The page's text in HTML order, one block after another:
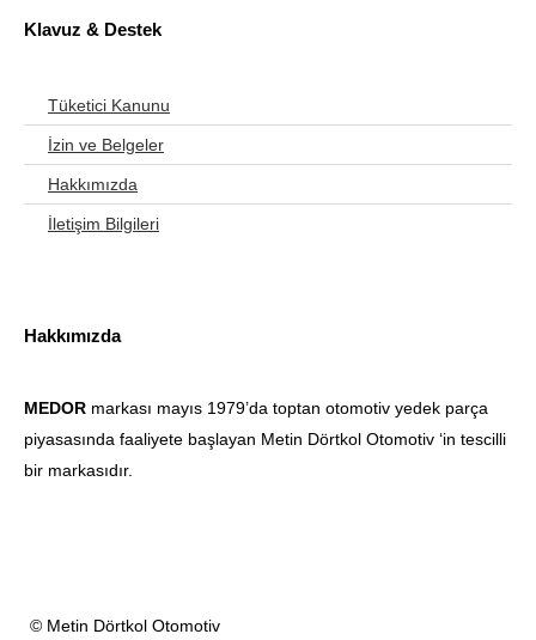
Klavuz & Destek
Tüketici Kanunu
İzin ve Belgeler
Hakkımızda
İletişim Bilgileri
Hakkımızda
MEDOR markası mayıs 1979’da toptan otomotiv yedek parça
piyasasında faaliyete başlayan Metin Dörtkol Otomotiv ‘in tescilli
bir markasıdır.
© Metin Dörtkol Otomotiv